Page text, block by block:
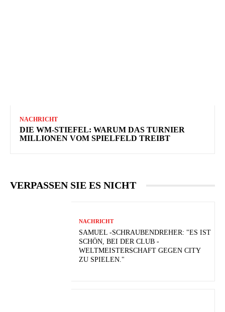
NACHRICHT
DIE WM-STIEFEL: WARUM DAS TURNIER
MILLIONEN VOM SPIELFELD TREIBT
VERPASSEN SIE ES NICHT
NACHRICHT
SAMUEL -SCHRAUBENDREHER: "ES IST
SCHÖN, BEI DER CLUB -
WELTMEISTERSCHAFT GEGEN CITY
ZU SPIELEN."